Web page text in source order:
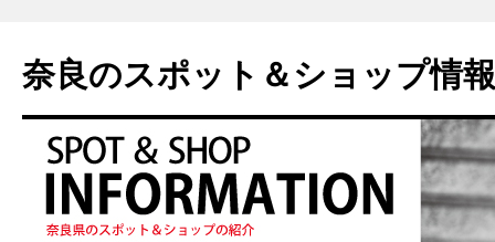
奈良のスポット＆ショップ情報